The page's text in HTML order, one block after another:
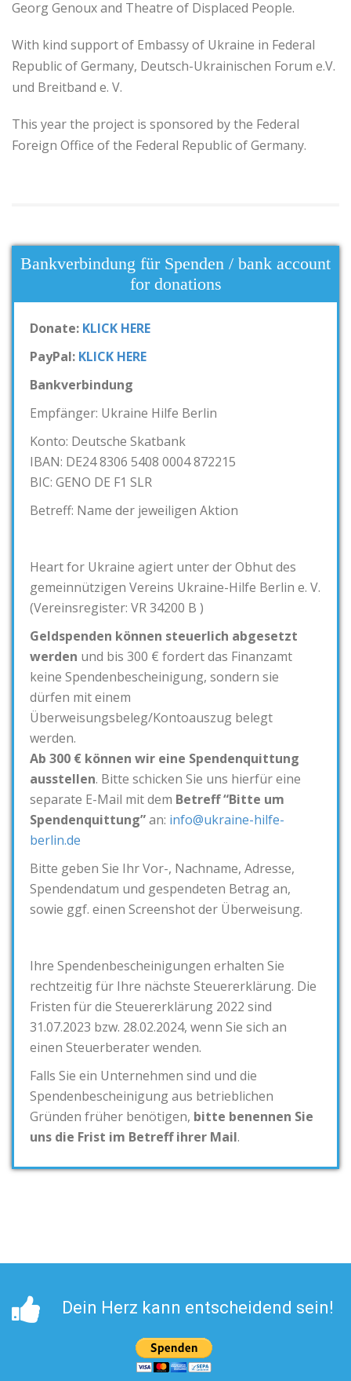
Georg Genoux and Theatre of Displaced People.
With kind support of Embassy of Ukraine in Federal
Republic of Germany, Deutsch-Ukrainischen Forum e.V.
und Breitband e. V.
This year the project is sponsored by the Federal
Foreign Office of the Federal Republic of Germany.
Bankverbindung für Spenden / bank account
for donations
Donate: KLICK HERE
PayPal: KLICK HERE
Bankverbindung
Empfänger: Ukraine Hilfe Berlin
Konto: Deutsche Skatbank
IBAN: DE24 8306 5408 0004 872215
BIC: GENO DE F1 SLR
Betreff: Name der jeweiligen Aktion
Heart for Ukraine agiert unter der Obhut des
gemeinnützigen Vereins Ukraine-Hilfe Berlin e. V.
(Vereinsregister: VR 34200 B )
Geldspenden können steuerlich abgesetzt
werden und bis 300 € fordert das Finanzamt
keine Spendenbescheinigung, sondern sie
dürfen mit einem
Überweisungsbeleg/Kontoauszug belegt
werden.
Ab 300 € können wir eine Spendenquittung
ausstellen. Bitte schicken Sie uns hierfür eine
separate E-Mail mit dem Betreff “Bitte um
Spendenquittung”an: info@ukraine-hilfe-
berlin.de
Bitte geben Sie Ihr Vor-, Nachname, Adresse,
Spendendatum und gespendeten Betrag an,
sowie ggf. einen Screenshot der Überweisung.
Ihre Spendenbescheinigungen erhalten Sie
rechtzeitig für Ihre nächste Steuererklärung. Die
Fristen für die Steuererklärung 2022 sind
31.07.2023 bzw. 28.02.2024, wenn Sie sich an
einen Steuerberater wenden.
Falls Sie ein Unternehmen sind und die
Spendenbescheinigung aus betrieblichen
Gründen früher benötigen, bitte benennen Sie
uns die Frist im Betreff ihrer Mail.
Dein Herz kann entscheidend sein!